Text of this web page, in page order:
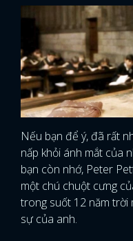
Nếu bạn để ý, đã rất
nấp khỏi ánh mắt của
bạn còn nhớ, Peter
một chú chuột cưng
trong suốt 12 năm trời
sự của anh.